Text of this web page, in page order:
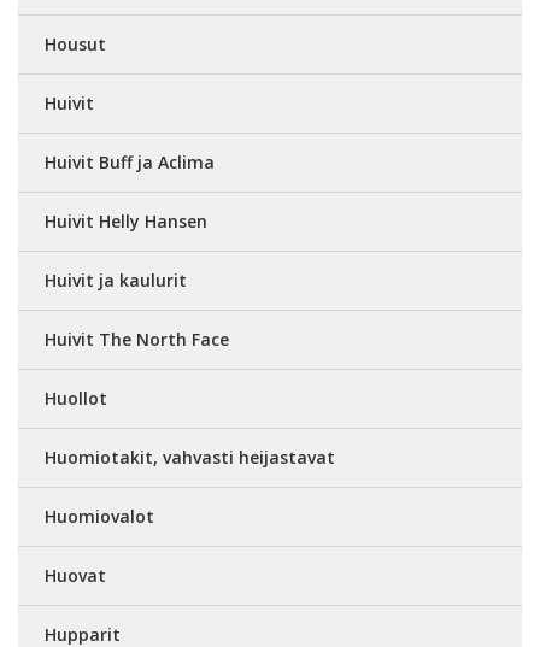
Housut
Huivit
Huivit Buff ja Aclima
Huivit Helly Hansen
Huivit ja kaulurit
Huivit The North Face
Huollot
Huomiotakit, vahvasti heijastavat
Huomiovalot
Huovat
Hupparit